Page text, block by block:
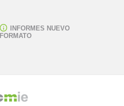
INFORMES NUEVO
FORMATO